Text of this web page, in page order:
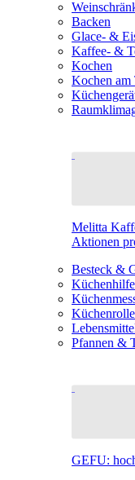
Backen
Glace- &
Kaffee- &
Kochen
Kochen am
Melitta
Aktionen
Besteck &
Pfannen &
GEFU: